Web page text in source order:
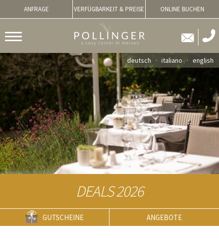
ANFRAGE VERFÜGBARKEIT & PREISE ONLINE BUCHEN
deutsch italiano english
DEALS 2026
GUTSCHEINE ANGEBOTE